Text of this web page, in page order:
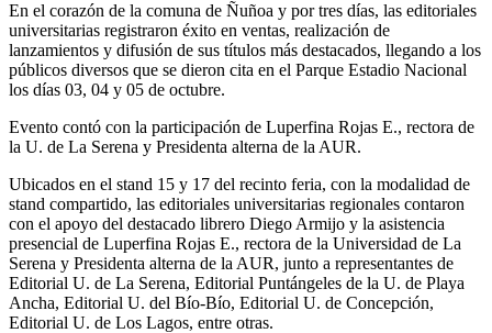
En el corazón de la comuna de Ñuñoa y por tres días, las editoriales
universitarias registraron éxito en ventas, realización de
lanzamientos y difusión de sus títulos más destacados, llegando a los
públicos diversos que se dieron cita en el Parque Estadio Nacional
los días 03, 04 y 05 de octubre.
Evento contó con la participación de Luperfina Rojas E., rectora de
la U. de La Serena y Presidenta alterna de la AUR.
Ubicados en el stand 15 y 17 del recinto feria, con la modalidad de
stand compartido, las editoriales universitarias regionales contaron
con el apoyo del destacado librero Diego Armijo y la asistencia
presencial de Luperfina Rojas E., rectora de la Universidad de La
Serena y Presidenta alterna de la AUR, junto a representantes de
Editorial U. de La Serena, Editorial Puntángeles de la U. de Playa
Ancha, Editorial U. del Bío-Bío, Editorial U. de Concepción,
Editorial U. de Los Lagos, entre otras.